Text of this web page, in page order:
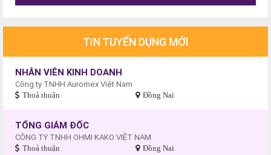
TIN TUYỂN DỤNG MỚI
NHÂN VIÊN KINH DOANH
Công ty TNHH Auromex Việt Nam
Thoả thuận Đồng Nai
TỔNG GIÁM ĐỐC
CÔNG TY TNHH OHMI KAKO VIỆT NAM
Thoả thuận Đồng Nai